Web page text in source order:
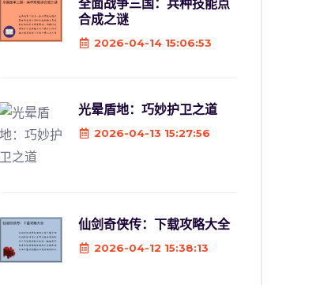
全面战争三国：兵种技能点
合成之谜
2026-04-14 15:06:53
光晕盾地：巧妙护卫之道
2026-04-13 15:27:56
仙剑奇侠传：下载攻略大全
2026-04-12 15:38:13